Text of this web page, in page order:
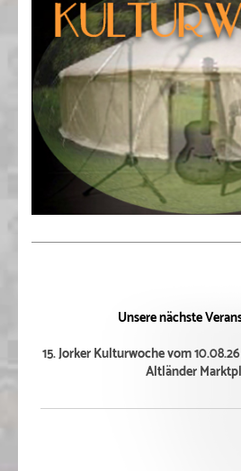
Unsere nächste
15. Jorker Kulturwoche vom
Altländer